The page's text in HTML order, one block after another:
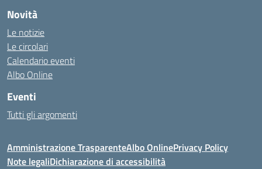
Novità
Le notizie
Le circolari
Calendario eventi
Albo Online
Eventi
Tutti gli argomenti
Amministrazione TrasparenteAlbo OnlinePrivacy Policy
Note legaliDichiarazione di accessibilità